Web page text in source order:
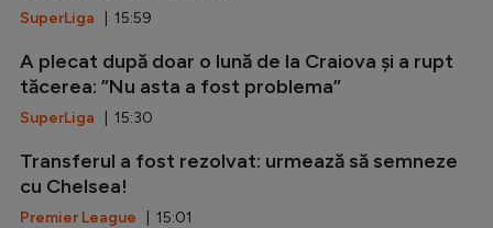
SuperLiga | 15:59
A plecat după doar o lună de la Craiova și a rupt
tăcerea: ”Nu asta a fost problema”
SuperLiga | 15:30
Transferul a fost rezolvat: urmează să semneze
cu Chelsea!
Premier League | 15:01